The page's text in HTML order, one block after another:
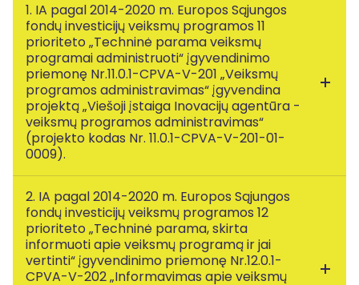
1. IA pagal 2014-2020 m. Europos Sąjungos
fondų investicijų veiksmų programos 11
prioriteto „Techninė parama veiksmų
programai administruoti“ įgyvendinimo
priemonę Nr.11.0.1-CPVA-V-201 „Veiksmų
programos administravimas“ įgyvendina
projektą „Viešoji įstaiga Inovacijų agentūra -
veiksmų programos administravimas“
(projekto kodas Nr. 11.0.1-CPVA-V-201-01-
0009).
Projekto veiklų įgyvendinimo pradžia– 2015 m. lapkričio 1 d.
Projekto veiklų įgyvendinimo pabaiga– 2023 m. gruodžio 31 d.
Projekto vertė 2015 m. – 1 963 082,00 Eur
2016 m. – 3 627 220,00 Eur
2. IA pagal 2014-2020 m. Europos Sąjungos
fondų investicijų veiksmų programos 12
prioriteto „Techninė parama, skirta
informuoti apie veiksmų programą ir jai
vertinti“ įgyvendinimo priemonę Nr.12.0.1-
CPVA-V-202 „Informavimas apie veiksmų